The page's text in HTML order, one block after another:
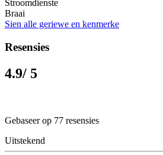
Stroomdienste
Braai
Sien alle geriewe en kenmerke
Resensies
4.9/ 5
Gebaseer op 77 resensies
Uitstekend